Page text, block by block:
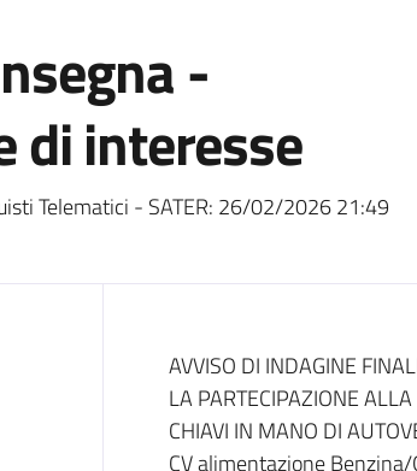
-
di interesse
Telematici - SATER: 26/02/2026 21:49
Dati del bando
AVVISO DI INDAGINE
LA PARTECIPAZIONE
CHIAVI IN MANO DI
CV alimentazione